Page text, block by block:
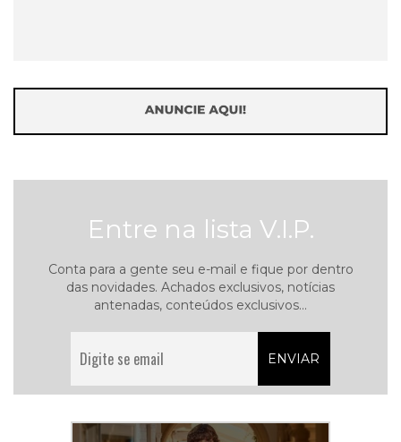
Entre na lista V.I.P.
Conta para a gente seu e-mail e fique por dentro
das novidades. Achados exclusivos, notícias
antenadas, conteúdos exclusivos...